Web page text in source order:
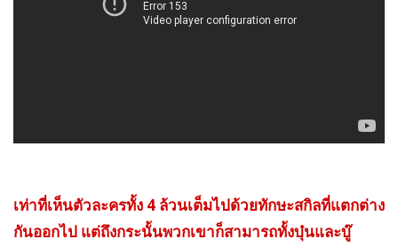
เท่าที่เห็นตัวละครทั้ง 4 ล้วนเต็มไปด้วยทักษะสกิลที่แตกต่าง
กันออกไป แต่ถึงกระนั้นพวกเขาก็สามารถทั้งบุ๋นและบู๊